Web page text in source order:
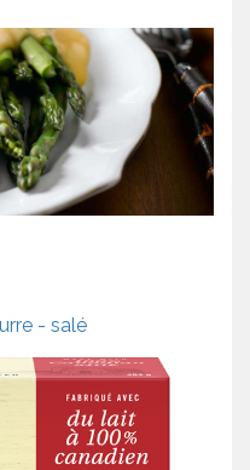
- salé